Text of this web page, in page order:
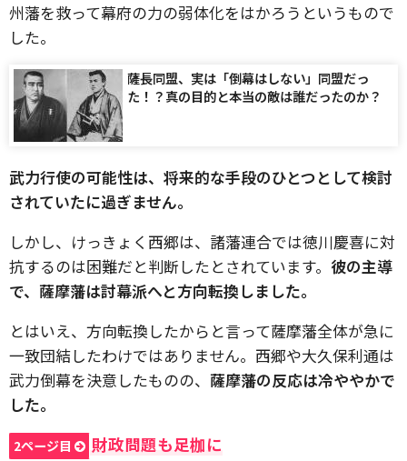
州藩を救って幕府の力の弱体化をはかろうというもので
した。
薩長同盟、実は「倒幕はしない」同盟だっ
た！？真の目的と本当の敵は誰だったのか？
武力行使の可能性は、将来的な手段のひとつとして検討
されていたに過ぎません。
しかし、けっきょく西郷は、諸藩連合では徳川慶喜に対
抗するのは困難だと判断したとされています。 彼の主導
で、薩摩藩は討幕派へと方向転換しました。
とはいえ、方向転換したからと言って薩摩藩全体が急に
一致団結したわけではありません。西郷や大久保利通は
武力倒幕を決意したものの、 薩摩藩の反応は冷ややかで
した。
2ページ目 財政問題も足枷に